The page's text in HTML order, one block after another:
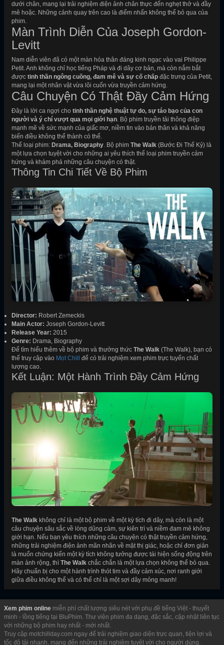
dưới chân, mang lại trải nghiệm điện ảnh chân thực đến nghẹt thở và đầy
mê hoặc. Những cảnh quay trên cao là điểm nhấn không thể bỏ qua của
phim.
Màn Trình Diễn Của Joseph Gordon-
Levitt
Nam diễn viên đã có một màn hóa thân đáng kinh ngạc vào vai Philippe
Petit. Anh không chỉ học tiếng Pháp và đi dây cơ bản, mà còn nắm bắt
được tinh thần ngông cuồng, đam mê và sự cố chấp đặc trưng của Petit,
mang lại một nhân vật vừa lôi cuốn vừa truyền cảm hứng.
Câu Chuyện Có Thật Đầy Cảm Hứng
Đây là lời ca ngợi cho tinh thần nghệ thuật tự do, sự táo bạo của con
người và ý chí vượt qua mọi giới hạn. Bộ phim truyền tải thông điệp
mạnh mẽ về sức mạnh của giấc mơ, niềm tin vào bản thân và khả năng
biến điều không thể thành có thể.
Thể loại phim: Drama, Biography. Bộ phim The Walk (Bước Đi Thế Kỷ) là
một lựa chọn tuyệt vời cho những ai yêu thích thể loại phim truyền cảm
hứng và khám phá những câu chuyện có thật.
Thông Tin Chi Tiết Về Bộ Phim
Director: Robert Zemeckis
Main Actor: Joseph Gordon-Levitt
Release Year: 2015
Genre: Drama, Biography
Để tìm hiểu thêm về bộ phim và thưởng thức The Walk (The Walk), bạn có
thể truy cập vào Mọt Chill
để có trải nghiệm xem phim trực tuyến chất
lượng cao.
Kết Luận: Một Hành Trình Đầy Cảm Hứng
The Walk không chỉ là một bộ phim về một kỳ tích đi dây, mà còn là một
câu chuyện sâu sắc về lòng dũng cảm, sự kiên trì và niềm đam mê không
giới hạn. Nếu bạn yêu thích những câu chuyện có thật truyền cảm hứng,
những trải nghiệm điện ảnh mãn nhãn về mặt thị giác, hoặc chỉ đơn giản
là muốn chứng kiến một kỳ tích không tưởng được tái hiện sống động trên
màn ảnh rộng, thì The Walk chắc chắn là một lựa chọn không thể bỏ qua.
Hãy chuẩn bị cho một hành trình thót tim và đầy cảm xúc, nơi ranh giới
giữa điều không thể và có thể chỉ là một sợi dây mỏng manh!
Xem phim online miễn phí chất lượng siêu nét với phụ đề tiếng Việt - thuyết
minh - lồng tiếng tại BluPhim. Thư viện phim đa dạng, đặc sắc, cập nhật liên tục
với những bộ phim hay nhất - mới nhất.
Truy cập motchillday.com ngay để trải nghiệm giao diện trực quan, tiện lợi và
tốc độ tải nhanh, mang đến những trải nghiệm tuyệt vời cho người dùng.